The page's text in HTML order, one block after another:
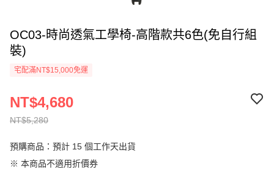
OC03-時尚透氣工學椅-高階款共6色(免自行組
裝)
宅配滿NT$15,000免運
NT$5,280
NT$4,680
預購商品：預計 15 個工作天出貨
※ 本商品不適用折價券